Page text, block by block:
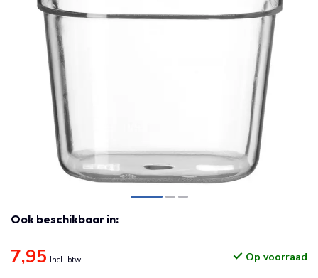
Ook beschikbaar in:
7,95 Incl. btw Op voorraad